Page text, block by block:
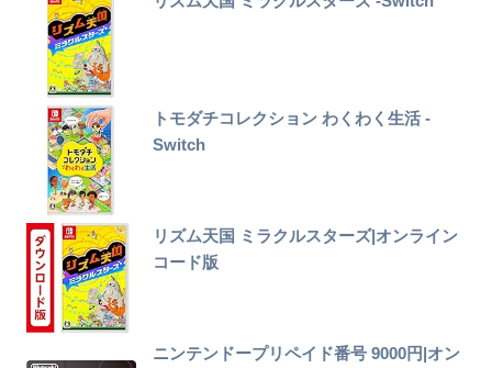
トモダチコレクション わくわく生活 -
Switch
リズム天国 ミラクルスターズ|オンライン
コード版
ニンテンドープリペイド番号 9000円|オン